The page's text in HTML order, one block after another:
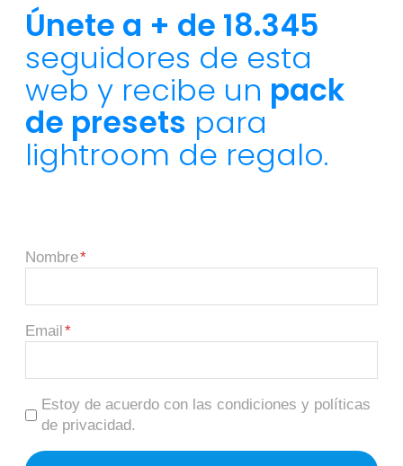
Únete a + de 18.345
seguidores de esta
web y recibe un pack
de presets para
lightroom de regalo.
Nombre
Email
Estoy de acuerdo con las condiciones y políticas
de privacidad.